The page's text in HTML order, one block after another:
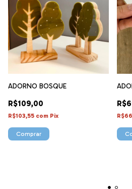
ADORNO BOSQUE
R$109,00
R$103,55 com Pix